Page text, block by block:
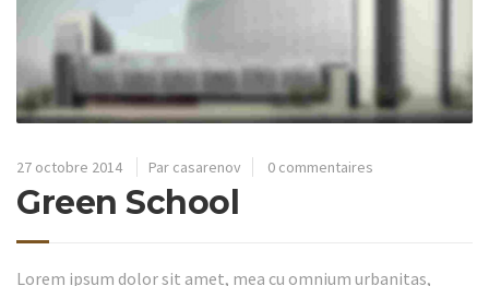
27 octobre 2014 Par casarenov 0 commentaires
Green School
Lorem ipsum dolor sit amet, mea cu omnium urbanitas,